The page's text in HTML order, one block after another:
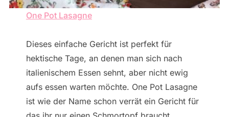
One Pot Lasagne
Dieses einfache Gericht ist perfekt für
hektische Tage, an denen man sich nach
italienischem Essen sehnt, aber nicht ewig
aufs essen warten möchte. One Pot Lasagne
ist wie der Name schon verrät ein Gericht für